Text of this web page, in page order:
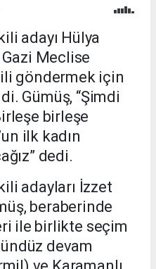
adayı Hülya
Meclise
göndermek için
Gümüş, “Şimdi
birleşe
ilk kadın
dedi.
adayları İzzet
beraberinde
ile birlikte seçim
devam